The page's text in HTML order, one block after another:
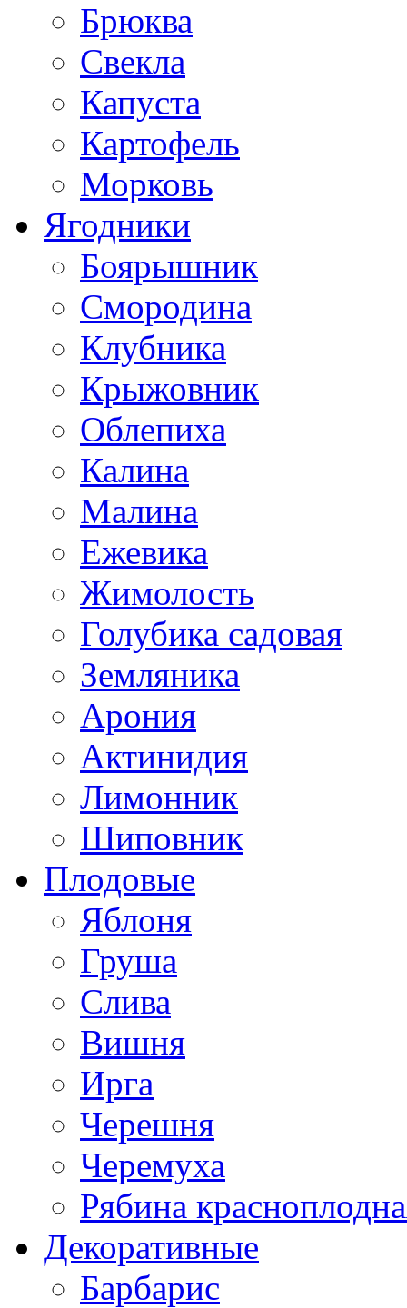
Брюква
Свекла
Капуста
Картофель
Морковь
Ягодники
Боярышник
Смородина
Клубника
Крыжовник
Облепиха
Калина
Малина
Ежевика
Жимолость
Голубика садовая
Земляника
Арония
Актинидия
Лимонник
Шиповник
Плодовые
Яблоня
Груша
Слива
Вишня
Ирга
Черешня
Черемуха
Рябина
Декоративные
Барбарис